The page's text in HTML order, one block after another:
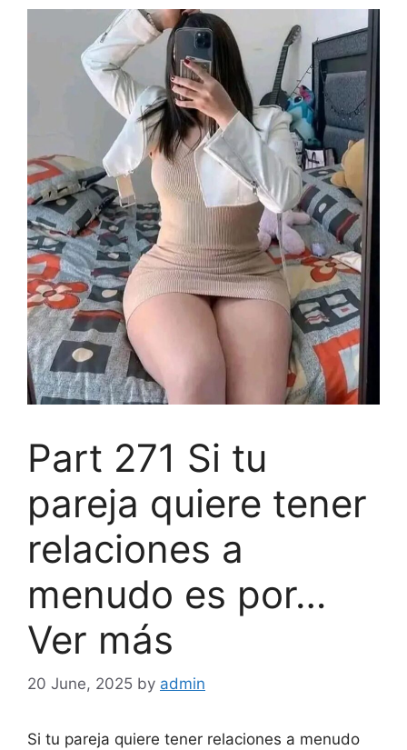
Part 271 Si tu
pareja quiere tener
relaciones a
menudo es por…
Ver más
20 June, 2025 by admin
Si tu pareja quiere tener relaciones a menudo